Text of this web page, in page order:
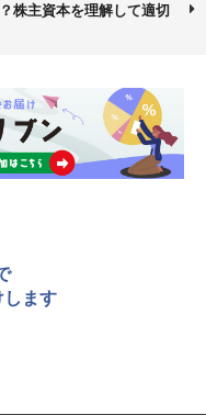
株主資本を理解して適切
します